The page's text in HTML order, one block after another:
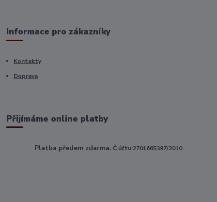
Informace pro zákazníky
Kontakty
Doprava
Přijímáme online platby
Platba předem zdarma. Č.účtu:2701665397/2010